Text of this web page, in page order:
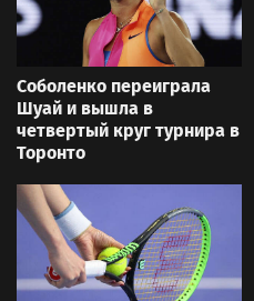
Соболенко переиграла
Шуай и вышла в
четвертый круг турнира в
Торонто